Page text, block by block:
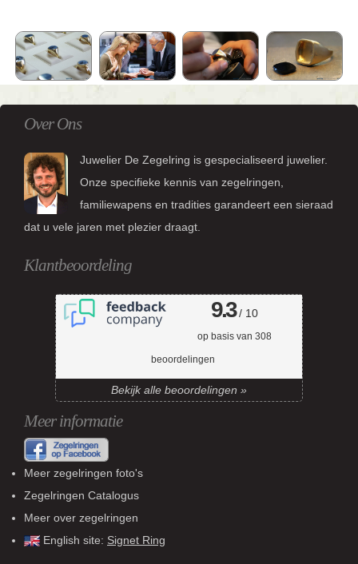
Over Ons
Juwelier De Zegelring is gespecialiseerd juwelier.
Onze specifieke kennis van zegelringen,
familiewapens en tradities garandeert een sieraad
dat u vele jaren met plezier draagt.
Klantbeoordeling
9.3/ 10
op basis van 308
beoordelingen
Bekijk alle beoordelingen »
Meer informatie
Meer zegelringen foto's
Zegelringen Catalogus
Meer over zegelringen
English site: Signet Ring